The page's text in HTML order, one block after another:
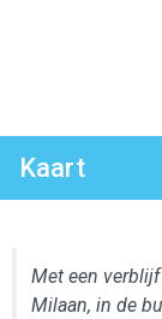
Kaart
Met een
Milaan, in de